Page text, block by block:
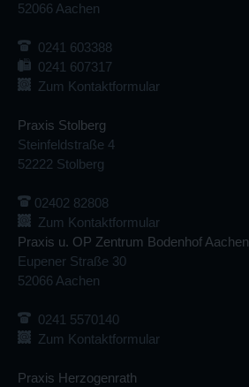
52066 Aachen
0241 603388
0241 607317
Zum Kontaktformular
Praxis Stolberg
Steinfeldstraße 4
52222 Stolberg
02402 82808
Zum Kontaktformular
Praxis u. OP Zentrum Bodenhof Aachen
Eupener Straße 30
52066 Aachen
0241 5570140
Zum Kontaktformular
Praxis Herzogenrath